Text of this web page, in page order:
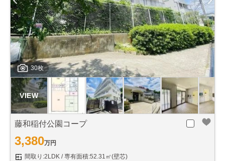
30枚
藤和稲付公園コープ
3,380万円
間取り:2LDK
専有面積:52.31㎡(壁芯)